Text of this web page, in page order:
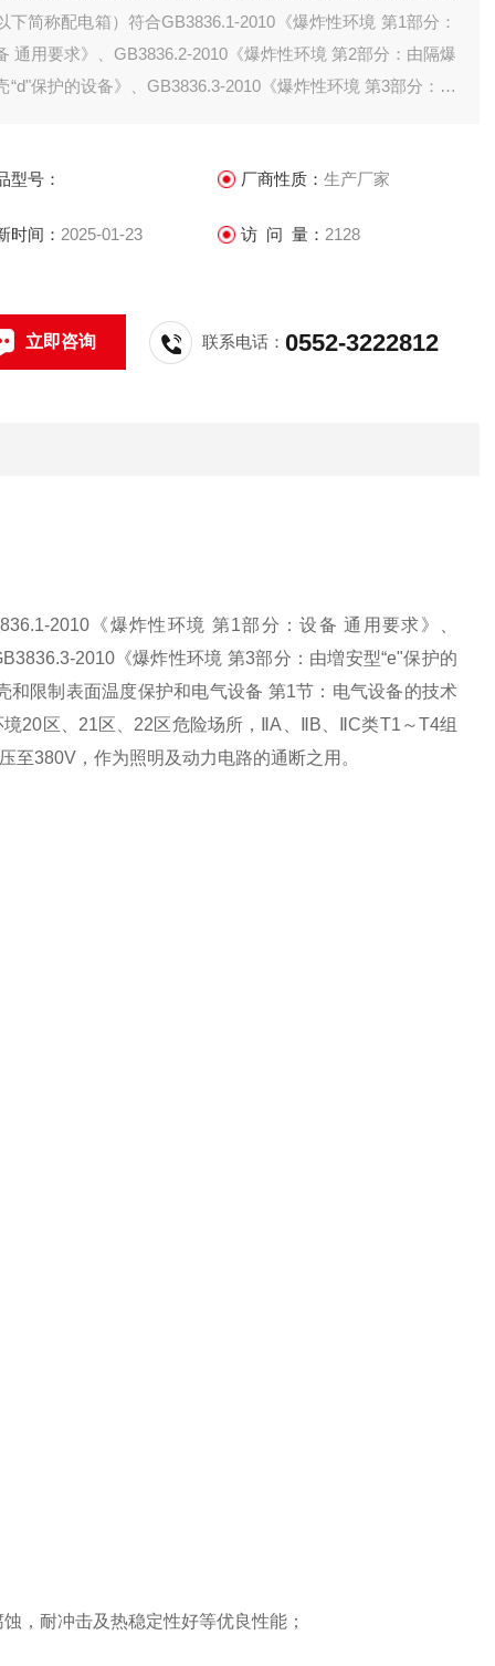
下简称配电箱）符合GB3836.1-2010《爆炸性环境 第1部分：
通用要求》、GB3836.2-2010《爆炸性环境 第2部分：由隔爆
“d"保护的设备》、GB3836.3-2010《爆炸性环境 第3部分：由
型号：
厂商性质： 生产厂家
时间： 2025-01-23 访 问 量： 2128
立即咨询 联系电话：0552-3222812
2010《爆炸性环境 第1部分：设备 通用要求》、
2010《爆炸性环境 第3部分：由増安型“e"保护的
限制表面温度保护和电气设备 第1节：电气设备的技术
20区、21区、22区危险场所，ⅡA、ⅡB、ⅡC类T1～T4组
380V，作为照明及动力电路的通断之用。
，耐冲击及热稳定性好等优良性能；